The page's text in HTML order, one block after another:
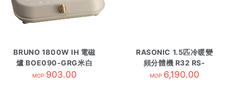
BRUNO 1800W IH 電磁
爐 BOE090-GRG米白
MOP 903.00
RASONIC 1.5匹冷暖變
頻分體機 R32 RS-
RZ12BK 內
MOP 6,190.00